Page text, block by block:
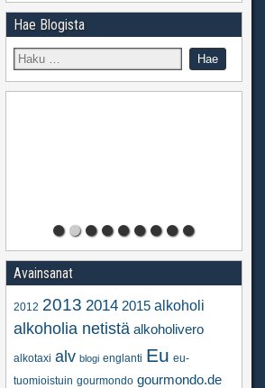
Hae Blogista
Avainsanat
2012 2013 2014 2015 alkoholi
alkoholia netistä alkoholivero
alkotaxi alv blogi englanti Eu eu-
tuomioistuin gourmondo gourmondo.de